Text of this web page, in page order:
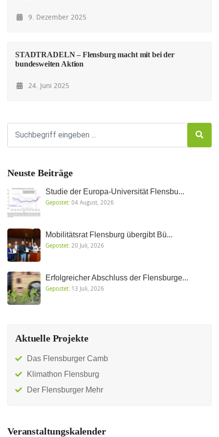
9. Dezember 2025
STADTRADELN – Flensburg macht mit bei der
bundesweiten Aktion
24. Juni 2025
Neuste Beiträge
Studie der Europa-Universität Flensbu...
Gepostet:04 August, 2026
Mobilitätsrat Flensburg übergibt Bü...
Gepostet: 20 Juli, 2026
Erfolgreicher Abschluss der Flensburge...
Gepostet: 13 Juli, 2026
Aktuelle Projekte
Das Flensburger Camb
Klimathon Flensburg
Der Flensburger Mehr
Veranstaltungskalender